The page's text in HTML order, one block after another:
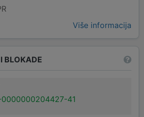
Više informacija
BLOKADE
41